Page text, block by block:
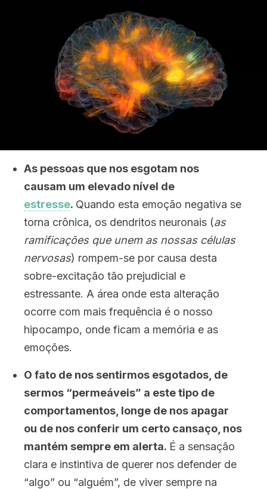
As pessoas que nos esgotam nos
causam um elevado nível de
estresse. Quando esta emoção negativa se
torna crônica, os dendritos neuronais (as
ramificações que unem as nossas células
nervosas) rompem-se por causa desta
sobre-excitação tão prejudicial e
estressante. A área onde esta alteração
ocorre com mais frequência é o nosso
hipocampo, onde ficam a memória e as
emoções.
O fato de nos sentirmos esgotados, de
sermos “permeáveis” a este tipo de
comportamentos, longe de nos apagar
ou de nos conferir um certo cansaço, nos
mantém sempre em alerta. É a sensação
clara e instintiva de querer nos defender de
“algo” ou “alguém”, de viver sempre na